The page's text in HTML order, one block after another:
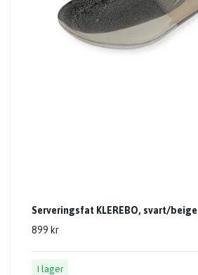
Serveringsfat KLEREBO, svart/beige
899 kr
I lager